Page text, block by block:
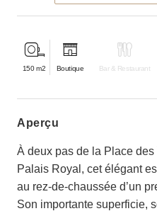
150 m2 Boutique Bar & Restaurant
aperçu
À deux pas de la Place
Palais Royal, cet élégant
au rez-de-chaussée d’un
Son importante superficie,